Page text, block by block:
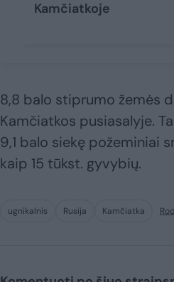
Kamčiatkoje
8,8 balo stiprumo žemės
Kamčiatkos pusiasalyje.
9,1 balo siekę požeminiai
kaip 15 tūkst. gyvybių.
ugnikalnis Rusija Kamčiatka